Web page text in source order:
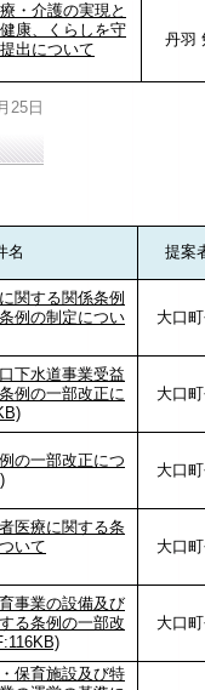
・介護の実現と
康、くらしを守
出について
丹羽
25日
名 提案
関する関係条例
例の制定につい
大口
下水道事業受益
例の一部改正に
大口
の一部改正につ
大口
医療に関する条
いて
大口
事業の設備及び
る条例の一部改
大口
保育施設及び特